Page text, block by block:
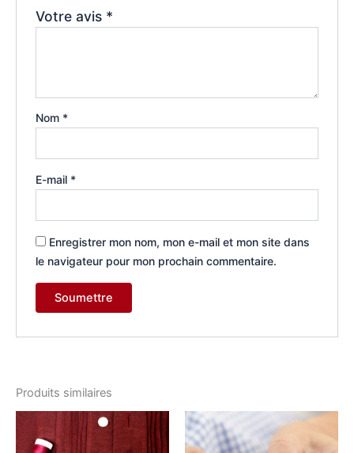
Votre avis *
Nom *
E-mail *
Enregistrer mon nom, mon e-mail et mon site dans
le navigateur pour mon prochain commentaire.
Produits similaires